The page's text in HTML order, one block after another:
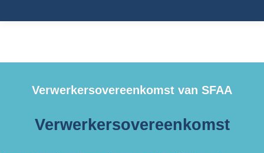
Verwerkersovereenkomst van SFAA
Verwerkersovereenkomst